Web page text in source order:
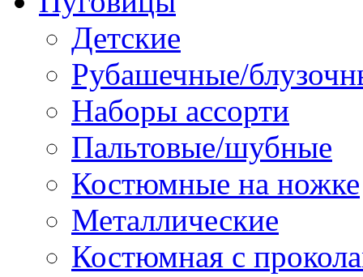
Детские
Рубашечные/
Наборы ассорти
Пальтовые/шубные
Костюмные на ножке
Металлические
Костюмная с